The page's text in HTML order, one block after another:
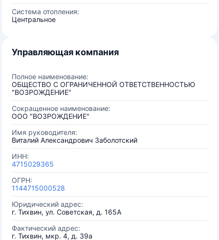
Система отопления:
Центральное
Управляющая компания
Полное наименование:
ОБЩЕСТВО С ОГРАНИЧЕННОЙ ОТВЕТСТВЕННОСТЬЮ
"ВОЗРОЖДЕНИЕ"
Сокращенное наименование:
ООО "ВОЗРОЖДЕНИЕ"
Имя руководителя:
Виталий Александрович Заболотский
ИНН:
4715029365
ОГРН:
1144715000528
Юридический адрес:
г. Тихвин, ул. Советская, д. 165А
Фактический адрес:
г. Тихвин, мкр. 4, д. 39а